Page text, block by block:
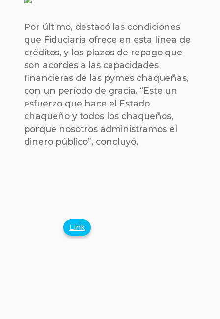
Por último, destacó las condiciones
que Fiduciaria ofrece en esta línea de
créditos, y los plazos de repago que
son acordes a las capacidades
financieras de las pymes chaqueñas,
con un período de gracia. “Este un
esfuerzo que hace el Estado
chaqueño y todos los chaqueños,
porque nosotros administramos el
dinero público”, concluyó.
Link